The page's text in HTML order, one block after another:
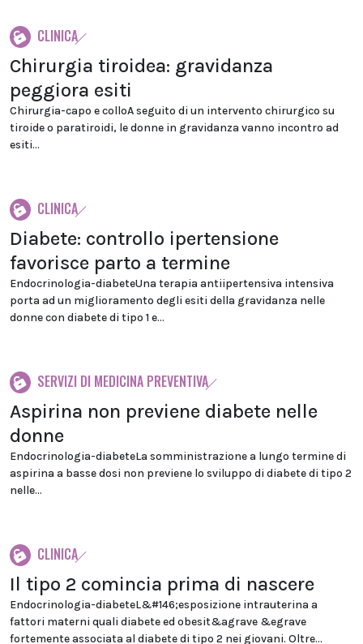
CLINICA
Chirurgia tiroidea: gravidanza
peggiora esiti
Chirurgia-capo e colloA seguito di un intervento chirurgico su
tiroide o paratiroidi, le donne in gravidanza vanno incontro ad
esiti...
CLINICA
Diabete: controllo ipertensione
favorisce parto a termine
Endocrinologia-diabeteUna terapia antiipertensiva intensiva
porta ad un miglioramento degli esiti della gravidanza nelle
donne con diabete di tipo 1 e...
SERVIZI DI MEDICINA PREVENTIVA
Aspirina non previene diabete nelle
donne
Endocrinologia-diabeteLa somministrazione a lungo termine di
aspirina a basse dosi non previene lo sviluppo di diabete di tipo 2
nelle...
CLINICA
Il tipo 2 comincia prima di nascere
Endocrinologia-diabeteL&#146;esposizione intrauterina a
fattori materni quali diabete ed obesit&agrave &egrave
fortemente associata al diabete di tipo 2 nei giovani. Oltre...